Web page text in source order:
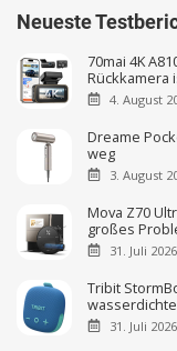
Neueste
70mai 4K
Rückkamera
4. August
Dreame
weg
3. August
Mova Z70
großes
31. Juli 2026
Tribit
31. Juli 2026